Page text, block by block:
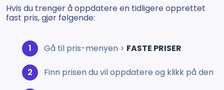
Hvis du trenger å oppdatere en tidligere opprettet
fast pris, gjør følgende:
Gå til pris-menyen > FASTE PRISER
Finn prisen du vil oppdatere og klikk på den